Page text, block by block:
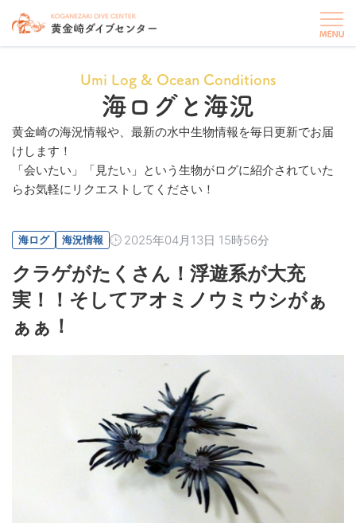
Umi Log & Ocean Conditions
海ログと海況
黄金崎の海況情報や、最新の水中生物情報を毎日更新でお届
けします！
「会いたい」「見たい」という生物がログに紹介されていた
らお気軽にリクエストしてください！
海ログ 海況情報 2025年04月13日 15時56分
クラゲがたくさん！浮遊系が大充
実！！そしてアオミノウミウシがぁ
ぁぁ！